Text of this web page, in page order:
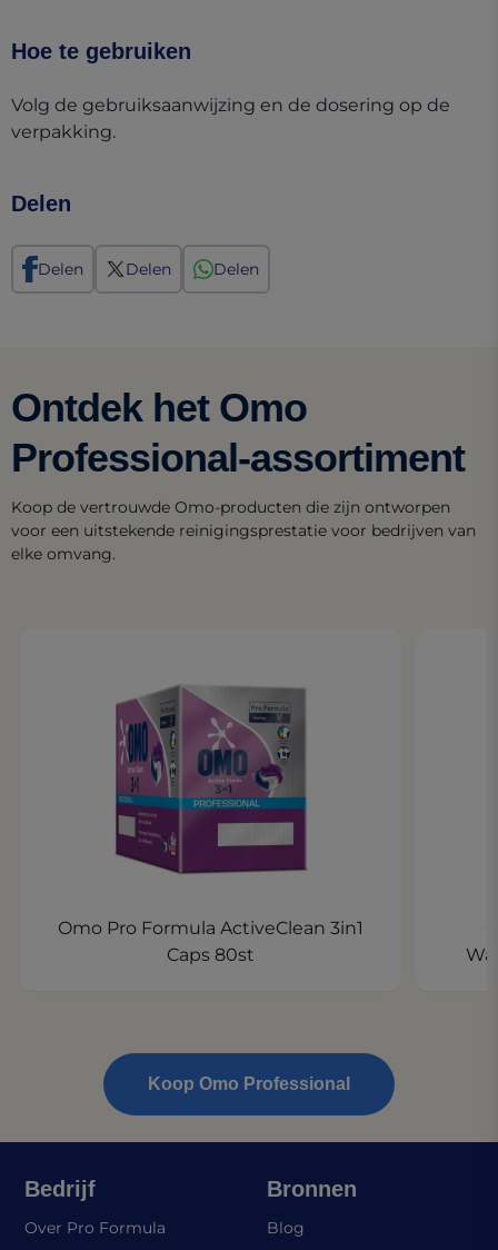
Hoe te gebruiken
Volg de gebruiksaanwijzing en de dosering op de
verpakking.
Delen
Delen Delen Delen
Ontdek het Omo
Professional-assortiment
Koop de vertrouwde Omo-producten die zijn ontworpen
voor een uitstekende reinigingsprestatie voor bedrijven van
elke omvang.
Omo Pro Formula ActiveClean 3in1
Caps 80st
Koop Omo Professional
Bedrijf
Over Pro Formula
Bronnen
Blog